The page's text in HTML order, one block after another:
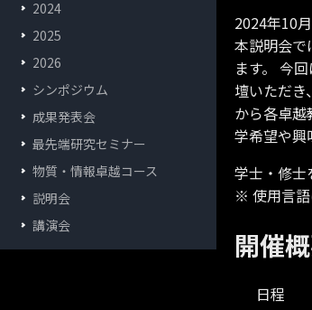
2024
2025
2026
シンポジウム
成果発表会
最先端研究セミナー
物質・情報卓越コース
説明会
講演会
2024年10
本説明会で
ます。 今
壇いただ
から各卓
学希望や興
学士・修士
※ 使用言語
開催
日程